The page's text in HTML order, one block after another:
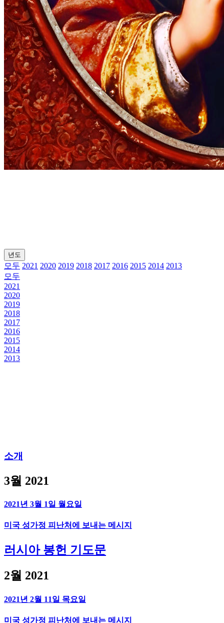
년도
모두 2021 2020 2019 2018 2017 2016 2015 2014 2013
모두
2021
2020
2019
2018
2017
2016
2015
2014
2013
소개
3월 2021
2021년 3월 1일 월요일
미국 성가정 피난처에 보내는 메시지
러시아 봉헌 기도문
2월 2021
2021년 2월 11일 목요일
미국 성가정 피난처에 보내는 메시지